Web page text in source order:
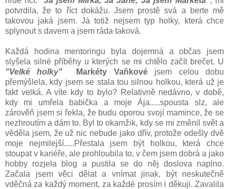
potvrdila, že to říct dokážu. Jsem prostě svá a berte mě
takovou jaká jsem. Já totiž nejsem typ holky, která chce
splynout s davem a jsem ráda taková.
Každá hodina mentoringu byla dojemná a občas jsem
slyšela silné příběhy u kterých se mi chtělo začít brečet. U
"Velké holky"
Markéty Vaňkovéjsem celou dobu
přemýšlela, kdy jsem se stala tou silnou holkou, která už je
fakt velká. A víte kdy to bylo? Relativně nedávno, v době,
kdy mi umřela babička a moje Ája.....spousta slz, ale
zárověň jsem si řekla, že budu oporou svojí mamince, že se
nezhroutím a dám to. Byl to okamžik, kdy se mi změnil svět a
věděla jsem, že už nic nebude jako dřív, protože odešly dvě
moje nejmilejší.....Přestala jsem být holkou, která chce
stoupat v kariéře, ale prohloubila to, v čem jsem dobrá a jako
hobby rozjela blog a pustila se do něj doslova naplno.
Začala jsem věci dělat a vnímat jinak, být neskutečně
vděčná za každý moment, za každé prosím i děkuji. Zavalila